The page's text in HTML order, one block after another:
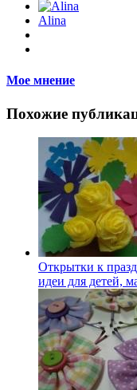
Alina
Мое мнение
Похожие
Открытки к
идеи для детей,